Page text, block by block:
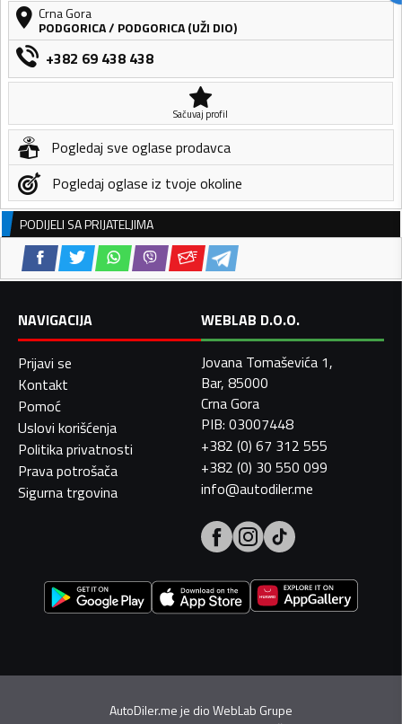
Crna Gora
PODGORICA/ PODGORICA (UŽI DIO)
+382 69 438 438
Sačuvaj profil
Pogledaj sve oglase prodavca
Pogledaj oglase iz tvoje okoline
PODIJELI SA PRIJATELJIMA
NAVIGACIJA
Prijavi se
Kontakt
Pomoć
Uslovi korišćenja
Politika privatnosti
Prava potrošača
Sigurna trgovina
WEBLAB D.O.O.
Jovana Tomaševića 1,
Bar, 85000
Crna Gora
PIB: 03007448
+382 (0) 67 312 555
+382 (0) 30 550 099
info@autodiler.me
AutoDiler.me je dioWebLab Grupe